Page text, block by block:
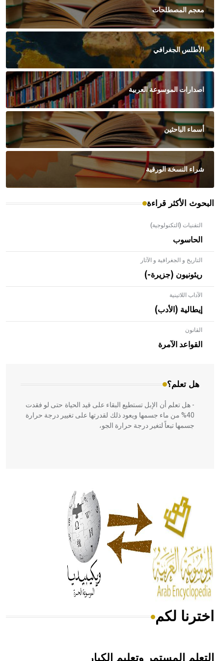
معجم المصطلحات
الأطلس الجغرافي
اصدارات الموسوعة العربية
أسماء الباحثين
شراء النسخة الورقية
البحوث الأكثر قراءة
التقنيات (التكنولوجية)
الحاسوب
التاريخ و الجغرافية و الآثار
ريئونيون (جزيرة-)
الآداب اللاتينية
إيطالية (الأدب)
القانون
القواعد الآمرة
هل تعلم؟
- هل تعلم أن الأبلق نوع من الفنون الهندسية التي ارتبطت
بالعمارة الإسلامية في بلاد الشام ومصر خاصة، حيث يحرص
المعمار على بناء مداميكه وخاصة في الواجهات
- هل تعلم أن الإبل تستطيع البقاء على قيد الحياة حتى لو فقدت
40% من ماء جسمها ويعود ذلك لقدرتها على تغيير درجة حرارة
جسمها تبعاً لتغير درجة حرارة الجو،
الحكم، الأدلة، تنظيم التغذية، ورسالته في جروح الرأس. ويعود
له الفضل بأنه حرر الطب من الدين والفلسفة.
- هل تعلم أن المرجان إفراز حيواني يتكون في البحر ويتركب
من مادة كربونات الكلسيوم، وهو أحمر أو شديد الحمرة وهو
أجود أنواعه، ويمتاز بكبر الحجم ويسمى الش
هل تعلم أن الأبسيد كلمة فرنسية اللفظ تم اعتمادها مصطلحاً
اخترنا لكم
التعلم المستمر وتعليم الكبار